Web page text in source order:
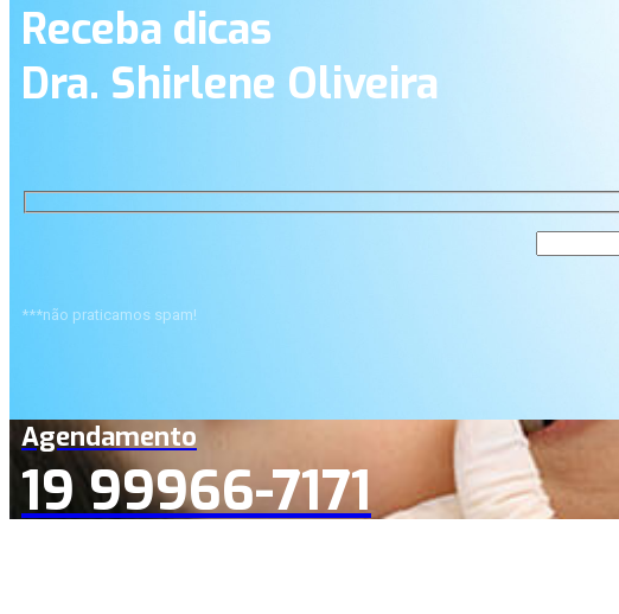
Receba dicas
Dra. Shirlene Oliveira
***não praticamos spam!
Agendamento
19 99966-7171